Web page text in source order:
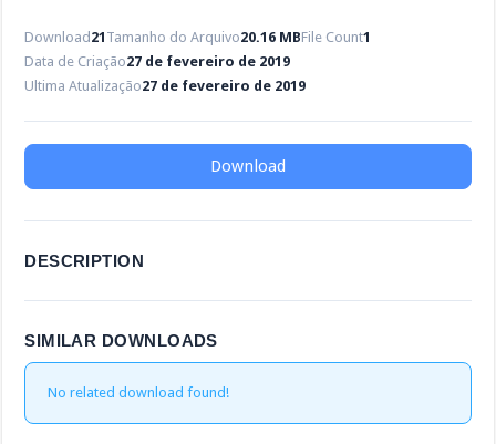
Download 21 Tamanho do Arquivo20.16 MBFile Count1
Data de Criação27 de fevereiro de 2019
Ultima Atualização27 de fevereiro de 2019
Download
DESCRIPTION
SIMILAR DOWNLOADS
No related download found!